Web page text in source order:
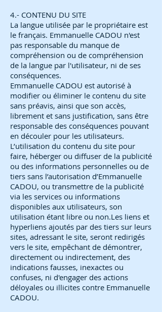
4.- CONTENU DU SITE
La langue utilisée par le propriétaire est
le français. Emmanuelle CADOU n'est
pas responsable du manque de
compréhension ou de compréhension
de la langue par l'utilisateur, ni de ses
conséquences.
Emmanuelle CADOU est autorisé à
modifier ou éliminer le contenu du site
sans préavis, ainsi que son accès,
librement et sans justification, sans être
responsable des conséquences pouvant
en découler pour les utilisateurs.
L’utilisation du contenu du site pour
faire, héberger ou diffuser de la publicité
ou des informations personnelles ou de
tiers sans l’autorisation d’Emmanuelle
CADOU, ou transmettre de la publicité
via les services ou informations
disponibles aux utilisateurs, son
utilisation étant libre ou non.Les liens et
hyperliens ajoutés par des tiers sur leurs
sites, adressant le site, seront redirigés
vers le site, empêchant de démontrer,
directement ou indirectement, des
indications fausses, inexactes ou
confuses, ni d'engager des actions
déloyales ou illicites contre Emmanuelle
CADOU.